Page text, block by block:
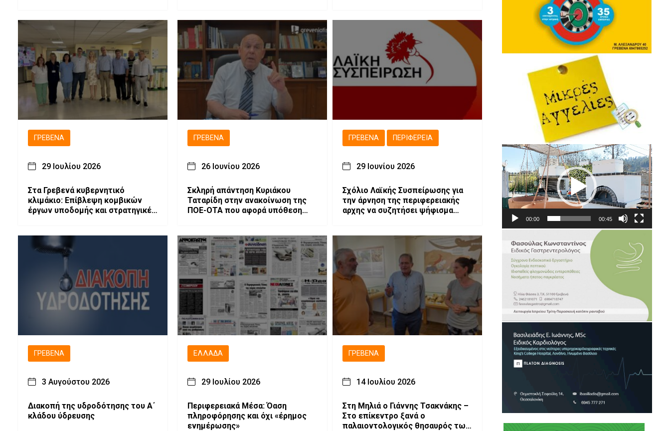
ΓΡΕΒΕΝΆ
29 Ιουλίου 2026
Στα Γρεβενά κυβερνητικό
κλιμάκιο: Επίβλεψη κομβικών
έργων υποδομής και στρατηγικές
ΓΡΕΒΕΝΆ
26 Ιουνίου 2026
Σκληρή απάντηση Κυριάκου
Ταταρίδη στην ανακοίνωση της
ΠΟΕ-ΟΤΑ που αφορά υπόθεση
ΓΡΕΒΕΝΆ ΠΕΡΙΦΈΡΕΙΑ
29 Ιουνίου 2026
Σχόλιο Λαϊκής Συσπείρωσης για
την άρνηση της περιφερειακής
αρχης να συζητήσει ψήφισμα
ΓΡΕΒΕΝΆ
3 Αυγούστου 2026
Διακοπή της υδροδότησης του Α΄
κλάδου ύδρευσης
ΕΛΛΆΔΑ
29 Ιουλίου 2026
Περιφερειακά Μέσα: Όαση
πληροφόρησης και όχι «έρημος
ενημέρωσης»
ΓΡΕΒΕΝΆ
14 Ιουλίου 2026
Στη Μηλιά ο Γιάννης Τσακνάκης –
Στο επίκεντρο ξανά ο
παλαιοντολογικός θησαυρός των
Πρόγραμμα
Αναπαραγωγής
Βίντεο
00:00 00:45